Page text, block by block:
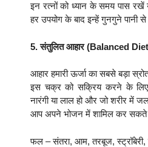
इन रत्नों को ध्यान के समय पास
हर उपयोग के बाद इन्हें गुनगुने पानी
5. संतुलित आहार (Balanced
आहार हमारी ऊर्जा का सबसे बड़ा
इस चक्र को सक्रिय करने के
नारंगी या लाल हो और जो शरीर में
आप अपने भोजन में शामिल कर
फल – संतरा, आम, तरबूज, स्ट्रॉबेरी,